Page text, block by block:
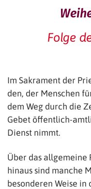
Folge
Im Sakrament der
den, der Menschen
dem Weg durch die
Gebet öffentlich-
Dienst nimmt.
Über das allgemeine
hinaus sind manche
besonderen Weise in